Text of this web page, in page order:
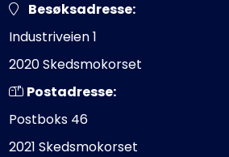
Besøksadresse:
Industriveien 1
2020 Skedsmokorset
Postadresse:
Postboks 46
2021 Skedsmokorset